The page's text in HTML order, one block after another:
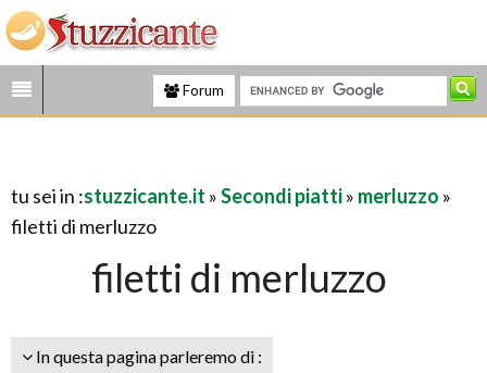
Forum
tu sei in :stuzzicante.it »Secondi piatti» merluzzo »
filetti di merluzzo
filetti di merluzzo
In questa pagina parleremo di :